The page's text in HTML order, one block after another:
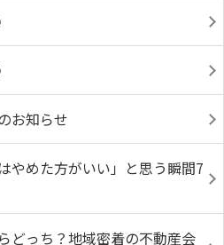
お知らせ
やめた方がいい」と思う瞬間7
どっち？地域密着の不動産会